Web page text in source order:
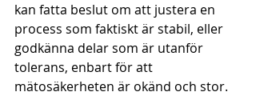
kan fatta beslut om att justera en
process som faktiskt är stabil, eller
godkänna delar som är utanför
tolerans, enbart för att
mätosäkerheten är okänd och stor.